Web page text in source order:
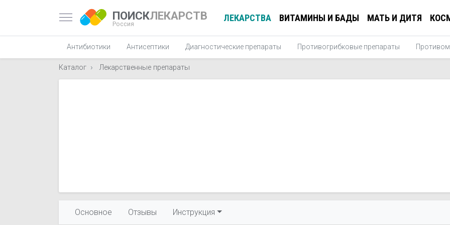
ПОИСКЛЕКАРСТВ
Россия
ЛЕКАРСТВА ВИТАМИНЫ И БАДЫ МАТЬ И ДИТЯ
Антибиотики Антисептики Диагностические препараты Противогрибковые препараты
Каталог Лекарственные препараты
Основное Отзывы Инструкция